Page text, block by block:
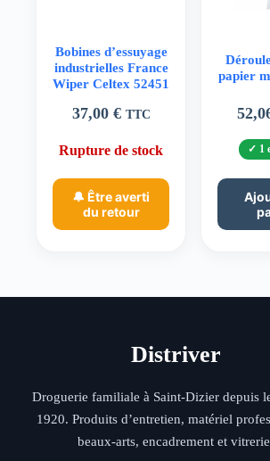
Bobines d’essuyage
industrielles France
Wiper Celtex 52451
37,00 € TTC
Rupture de stock
🔔 Être averti
du retour
papier
1
Distriver
Droguerie familiale à Saint-Dizier depuis
1920. Produits d’entretien, matériel
beaux-arts, encadrement et